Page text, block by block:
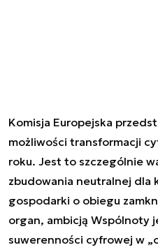
Komisja Europejska
możliwości transformacji
roku. Jest to szczególnie
zbudowania neutralnej dla
gospodarki o obiegu
organ, ambicją Wspólnoty
suwerenności cyfrowej w